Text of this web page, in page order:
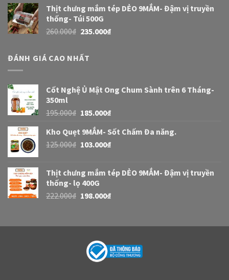
Thịt chưng mắm tép DẺO 9MẮM- Đậm vị truyền
thống- Túi 500G
260.000₫ 235.000₫
ĐÁNH GIÁ CAO NHẤT
Cốt Nghệ Ủ Mật Ong Chum Sành trên 6 Tháng-
350ml
195.000₫ 185.000₫
Kho Quẹt 9MẮM- Sốt Chấm Đa năng.
125.000₫ 103.000₫
Thịt chưng mắm tép DẺO 9MẮM- Đậm vị truyền
thống- lọ 400G
222.000₫ 198.000₫